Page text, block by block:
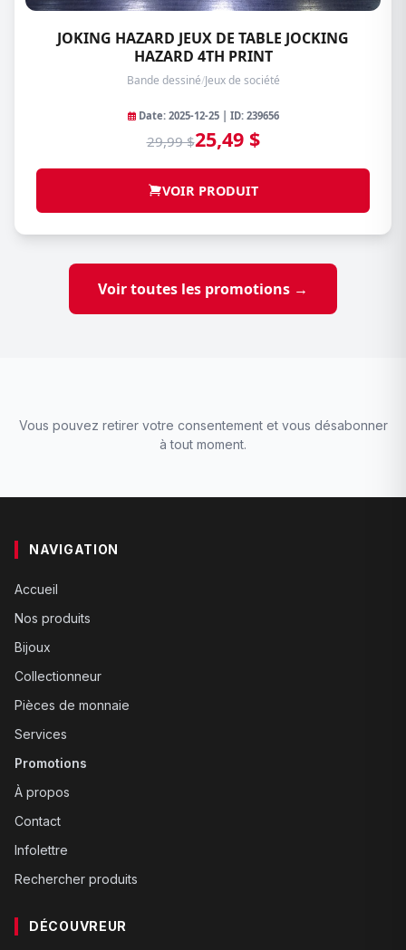
JOKING HAZARD JEUX DE TABLE JOCKING
HAZARD 4TH PRINT
Bande dessiné/Jeux de société
Date: 2025-12-25 | ID: 239656
29,99 $25,49 $
VOIR PRODUIT
Voir toutes les promotions →
Vous pouvez retirer votre consentement et vous désabonner
à tout moment.
NAVIGATION
Accueil
Nos produits
Bijoux
Collectionneur
Pièces de monnaie
Services
Promotions
À propos
Contact
Infolettre
Rechercher produits
DÉCOUVREUR